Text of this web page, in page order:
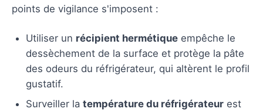
points de vigilance s'imposent :
Utiliser un récipient hermétique empêche le
dessèchement de la surface et protège la pâte
des odeurs du réfrigérateur, qui altèrent le profil
gustatif.
Surveiller la température du réfrigérateur est